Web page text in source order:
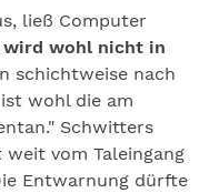
ließ Computer
wird wohl nicht in
schichtweise nach
wohl die am
Schwitters
vom Taleingang
Entwarnung dürfte